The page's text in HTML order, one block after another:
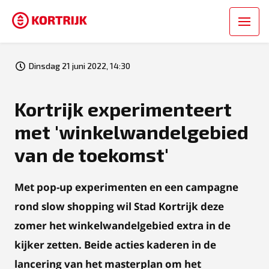
Dinsdag 21 juni 2022, 14:30
Kortrijk experimenteert
met 'winkelwandelgebied
van de toekomst'
Met pop-up experimenten en een campagne
rond slow shopping wil Stad Kortrijk deze
zomer het winkelwandelgebied extra in de
kijker zetten. Beide acties kaderen in de
lancering van het masterplan om het